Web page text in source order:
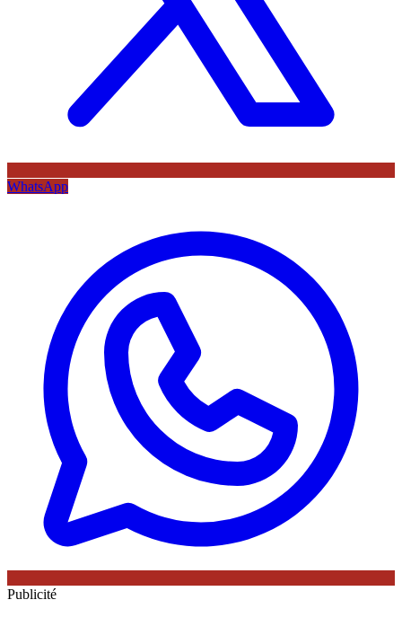
WhatsApp
Publicité